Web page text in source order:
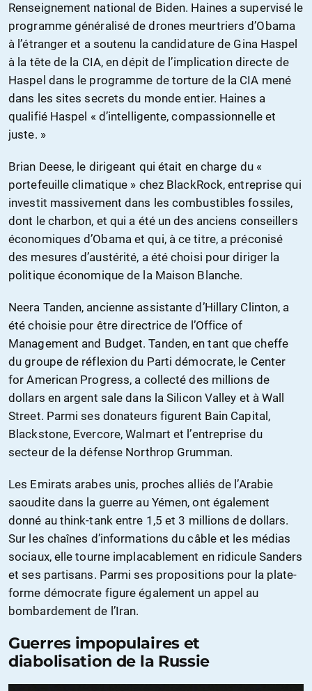
Renseignement national de Biden. Haines a supervisé le
programme généralisé de drones meurtriers d’Obama
à l’étranger et a soutenu la candidature de Gina Haspel
à la tête de la CIA, en dépit de l’implication directe de
Haspel dans le programme de torture de la CIA mené
dans les sites secrets du monde entier. Haines a
qualifié Haspel « d’intelligente, compassionnelle et
juste. »
Brian Deese, le dirigeant qui était en charge du «
portefeuille climatique » chez BlackRock, entreprise qui
investit massivement dans les combustibles fossiles,
dont le charbon, et qui a été un des anciens conseillers
économiques d’Obama et qui, à ce titre, a préconisé
des mesures d’austérité, a été choisi pour diriger la
politique économique de la Maison Blanche.
Neera Tanden, ancienne assistante d’Hillary Clinton, a
été choisie pour être directrice de l’Office of
Management and Budget. Tanden, en tant que cheffe
du groupe de réflexion du Parti démocrate, le Center
for American Progress, a collecté des millions de
dollars en argent sale dans la Silicon Valley et à Wall
Street. Parmi ses donateurs figurent Bain Capital,
Blackstone, Evercore, Walmart et l’entreprise du
secteur de la défense Northrop Grumman.
Les Emirats arabes unis, proches alliés de l’Arabie
saoudite dans la guerre au Yémen, ont également
donné au think-tank entre 1,5 et 3 millions de dollars.
Sur les chaînes d’informations du câble et les médias
sociaux, elle tourne implacablement en ridicule Sanders
et ses partisans. Parmi ses propositions pour la plate-
forme démocrate figure également un appel au
bombardement de l’Iran.
Guerres impopulaires et
diabolisation de la Russie